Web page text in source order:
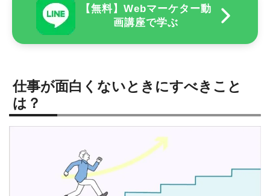
【無料】Webマーケター動
画講座で学ぶ
仕事が面白くないときにすべきこと
は？